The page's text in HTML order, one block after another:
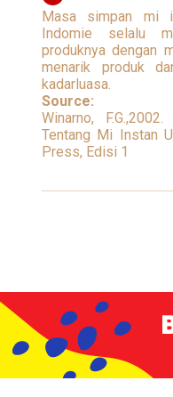
Masa simpan mi
Indomie selalu
produknya dengan
menarik produk
kadarluasa.
Source:
Winarno,
Tentang Mi Instan
Press, Edisi 1